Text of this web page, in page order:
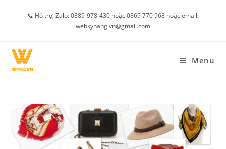
📞 Hỗ trợ, Zalo: 0389-978-430 hoặc 0869 770 968 hoặc email:
webkynang.vn@gmail.com
Menu